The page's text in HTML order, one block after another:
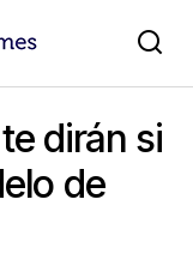
dirán si
de